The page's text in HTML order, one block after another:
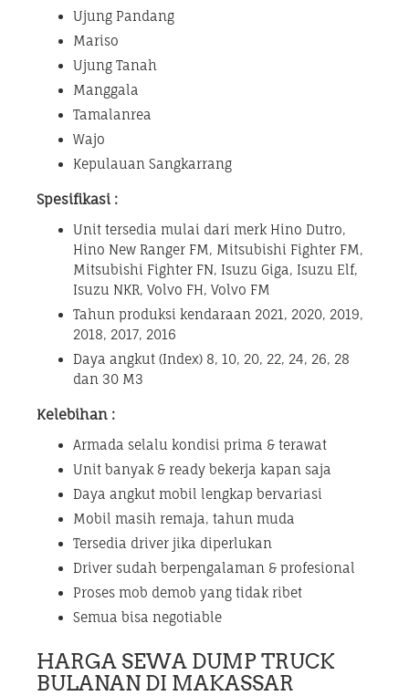
Ujung Pandang
Mariso
Ujung Tanah
Manggala
Tamalanrea
Wajo
Kepulauan Sangkarrang
Spesifikasi :
Unit tersedia mulai dari merk Hino Dutro,
Hino New Ranger FM, Mitsubishi Fighter FM,
Mitsubishi Fighter FN, Isuzu Giga, Isuzu Elf,
Isuzu NKR, Volvo FH, Volvo FM
Tahun produksi kendaraan 2021, 2020, 2019,
2018, 2017, 2016
Daya angkut (Index) 8, 10, 20, 22, 24, 26, 28
dan 30 M3
Kelebihan :
Armada selalu kondisi prima & terawat
Unit banyak & ready bekerja kapan saja
Daya angkut mobil lengkap bervariasi
Mobil masih remaja, tahun muda
Tersedia driver jika diperlukan
Driver sudah berpengalaman & profesional
Proses mob demob yang tidak ribet
Semua bisa negotiable
HARGA SEWA DUMP TRUCK
BULANAN DI MAKASSAR